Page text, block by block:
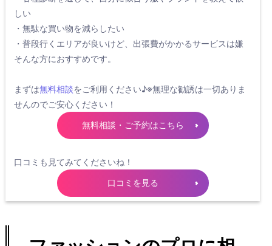
しい
・無駄な買い物を減らしたい
・普段行くエリアが良いけど、出張費がかかるサービスは嫌
そんな方におすすめです。
まずは無料相談をご利用ください♪※無理な勧誘は一切ありま
せんのでご安心ください！
無料相談・ご予約はこちら
口コミも見てみてくださいね！
口コミを見る